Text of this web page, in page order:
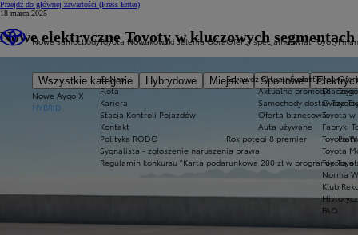
Przejdź do głównej zawartości (Press Enter)
Nowe samochody
Wszystkie kategorie Hybrydowe Miejskie Sportowe
Nowe Aygo X
HYBRID
Toyota Nowakowski Jelenia Góra
O Nas
Flota
Kariera
Stacja Kontroli Pojazdów
Kontakt
Polityka RODO
Sygnalista - zgłoszenie naruszenia prawa
Regulamin konkursu "Karta podarunkowa 200 zł w programie
Oferty specjalne
Sprawdź aktualne oferty
Aktualne promocje
Samochody dostawcze
Oferta biznesowa
Auta używane
Rok potęgi 8 premier
Świat Toyoty
Świat Toyoty
O
Toyota
Fabryki
Toyota
Toyota
Toyota a
Norma
Klub
FAQ
18 marca 2025
Nowe elektryczne Toyoty w kluczowych